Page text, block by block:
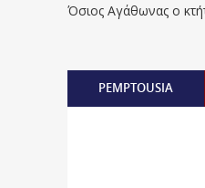
Όσιος Αγάθωνας ο
PEMPTOUSIA